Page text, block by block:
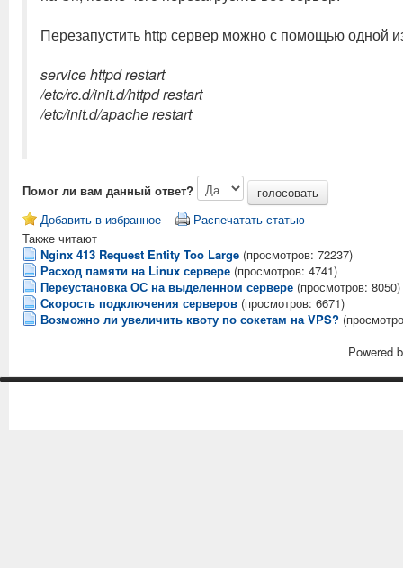
Перезапустить http сервер можно с помощью одной
service httpd restart
/etc/rc.d/init.d/httpd restart
/etc/init.d/apache restart
Помог ли вам данный ответ?
Добавить в избранное
Распечатать статью
Также читают
Nginx 413 Request Entity Too Large (просмотров: 72237)
Расход памяти на Linux сервере (просмотров: 4741)
Переустановка ОС на выделенном сервере (просмотров: 8050)
Скорость подключения серверов (просмотров: 6671)
Возможно ли увеличить квоту по сокетам на VPS?
Powered